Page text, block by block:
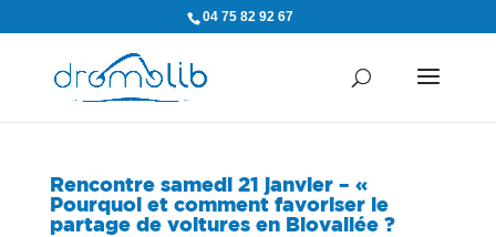
04 75 82 92 67
Rencontre samedi 21 janvier – «
Pourquoi et comment favoriser le
partage de voitures en Biovallée ?